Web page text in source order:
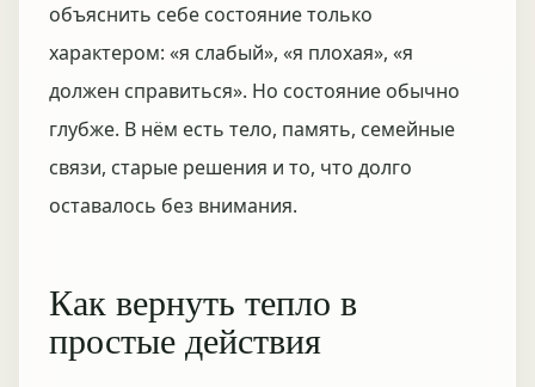
объяснить себе состояние только
характером: «я слабый», «я плохая», «я
должен справиться». Но состояние обычно
глубже. В нём есть тело, память, семейные
связи, старые решения и то, что долго
оставалось без внимания.
Как вернуть тепло в
простые действия